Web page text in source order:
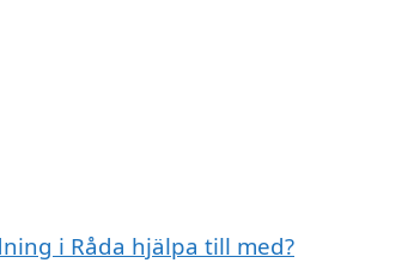
i Råda hjälpa till med?